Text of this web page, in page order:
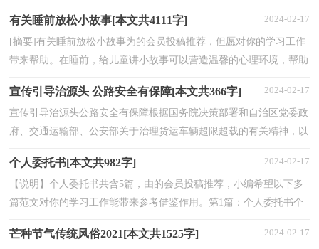
有关睡前放松小故事[本文共4111字] 2024-02-17
[摘要]有关睡前放松小故事为的会员投稿推荐，但愿对你的学习工作
带来帮助。在睡前，给儿童讲小故事可以营造温馨的心理环境，帮助
宣传引导治源头 公路安全有保障[本文共366字] 2024-02-17
宣传引导治源头公路安全有保障根据国务院决策部署和自治区党委政
府、交通运输部、公安部关于治理货运车辆超限超载的有关精神，以
个人委托书[本文共982字] 2024-02-17
【说明】个人委托书共含5篇，由的会员投稿推荐，小编希望以下多
篇范文对你的学习工作能带来参考借鉴作用。第1篇：个人委托书个
芒种节气传统风俗2021[本文共1525字] 2024-02-17